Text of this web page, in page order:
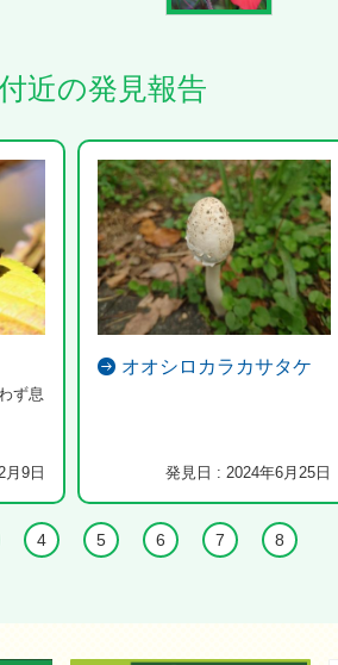
近の発見報告
ず息
9日
オオシロカラカサタケ
発見日 : 2024年6月25日
4 5 6 7 8